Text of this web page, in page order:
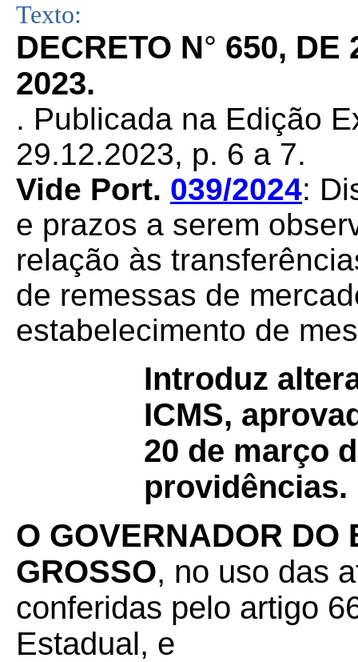
Texto:
DECRETO N° 650, DE
2023.
. Publicada na Edição
29.12.2023, p. 6 a 7.
Vide Port. 039/2024:
e prazos a serem
relação às
de remessas de
estabelecimento de
Introduz
ICMS,
20 de março
providências.
O GOVERNADOR DO
GROSSO, no uso das
conferidas pelo artigo
Estadual, e